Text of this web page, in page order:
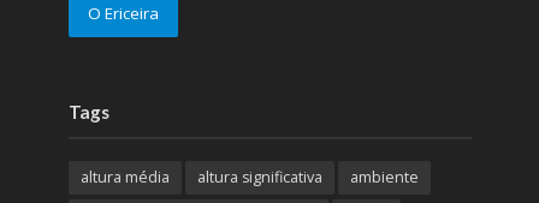
O Ericeira
Tags
altura média altura significativa
ambiente